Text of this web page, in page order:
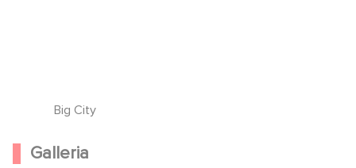
Big City
Galleria